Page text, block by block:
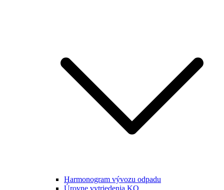
Harmonogram vývozu odpadu
Úrovne vytriedenia KO